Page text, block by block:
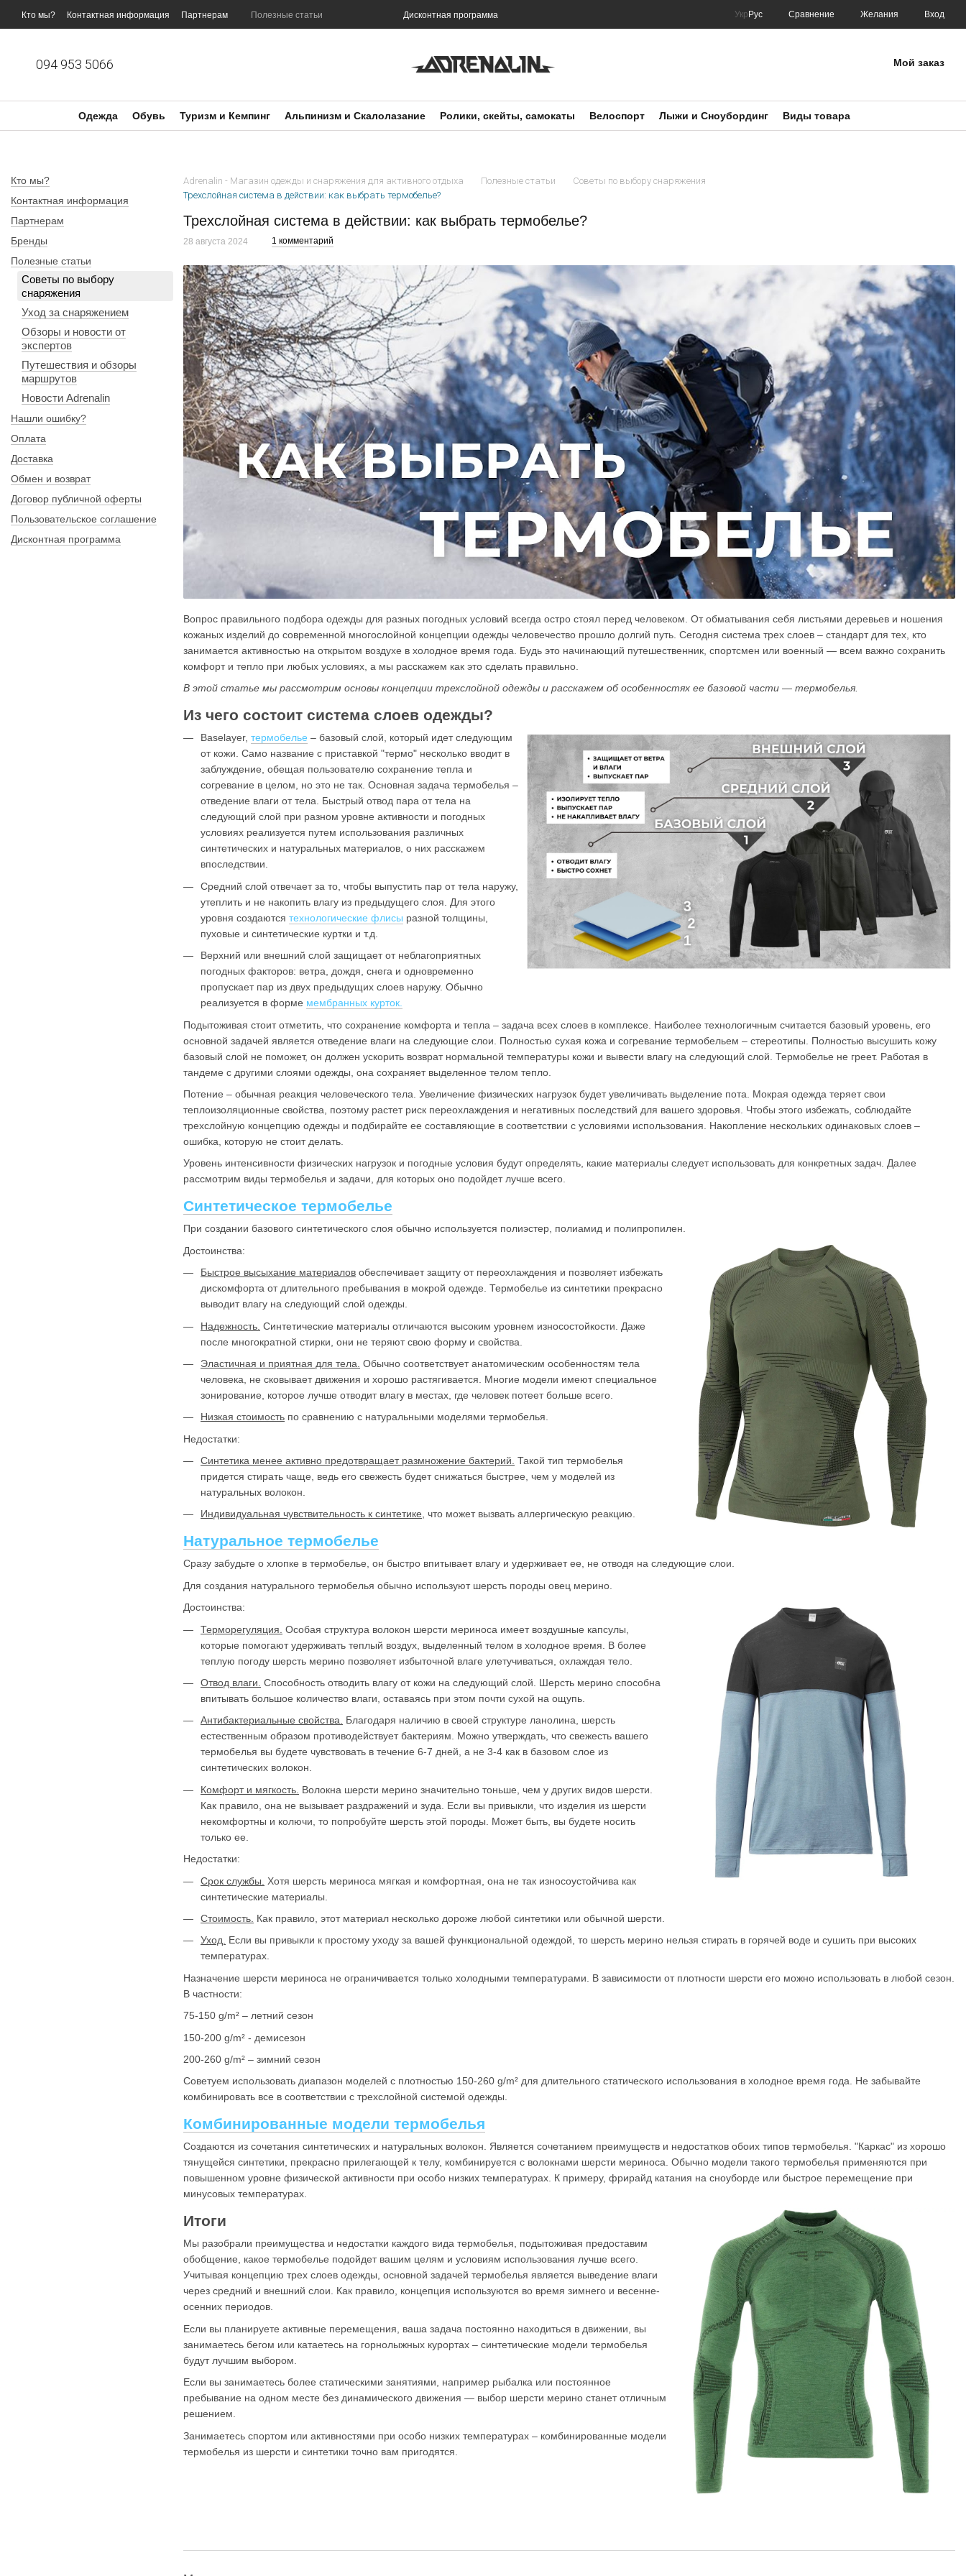
Перейти к основному контенту
Кто мы? Контактная информация Партнерам Полезные статьи Дисконтная программа Укр Рус Сравнение Желания Вход
094 953 5066 Мой заказ
Одежда Обувь Туризм и Кемпинг Альпинизм и Скалолазание Ролики, скейты, самокаты Велоспорт Лыжи и Сноубординг Виды товара
Adrenalin - Магазин одежды и снаряжения для активного отдыха Полезные статьи
Советы по выбору снаряжения
Трехслойная система в действии: как выбрать термобелье?
Трехслойная система в действии: как выбрать термобелье?
28 августа 2024 1 комментарий
Вопрос правильного подбора одежды для разных погодных условий всегда остро стоял перед человеком. От обматывания себя листьями деревьев и ношения
кожаных изделий до современной многослойной концепции одежды человечество прошло долгий путь. Сегодня система трех слоев – стандарт для тех, кто
занимается активностью на открытом воздухе в холодное время года. Будь это начинающий путешественник, спортсмен или военный — всем важно сохранить
комфорт и тепло при любых условиях, а мы расскажем как это сделать правильно.
В этой статье мы рассмотрим основы концепции трехслойной одежды и расскажем об особенностях ее базовой части — термобелья.
Из чего состоит система слоев одежды?
Baselayer, термобелье – базовый слой, который идет следующим
от кожи. Само название с приставкой "термо" несколько вводит в
заблуждение, обещая пользователю сохранение тепла и
согревание в целом, но это не так. Основная задача термобелья –
отведение влаги от тела. Быстрый отвод пара от тела на
следующий слой при разном уровне активности и погодных
условиях реализуется путем использования различных
синтетических и натуральных материалов, о них расскажем
впоследствии.
Средний слой отвечает за то, чтобы выпустить пар от тела наружу,
утеплить и не накопить влагу из предыдущего слоя. Для этого
уровня создаются технологические флисы разной толщины,
пуховые и синтетические куртки и т.д.
Верхний или внешний слой защищает от неблагоприятных
погодных факторов: ветра, дождя, снега и одновременно
пропускает пар из двух предыдущих слоев наружу. Обычно
реализуется в форме мембранных курток.
Подытоживая стоит отметить, что сохранение комфорта и тепла – задача всех слоев в комплексе. Наиболее технологичным считается базовый уровень, его
основной задачей является отведение влаги на следующие слои. Полностью сухая кожа и согревание термобельем – стереотипы. Полностью высушить кожу
базовый слой не поможет, он должен ускорить возврат нормальной температуры кожи и вывести влагу на следующий слой. Термобелье не греет. Работая в
тандеме с другими слоями одежды, она сохраняет выделенное телом тепло.
Потение – обычная реакция человеческого тела. Увеличение физических нагрузок будет увеличивать выделение пота. Мокрая одежда теряет свои
теплоизоляционные свойства, поэтому растет риск переохлаждения и негативных последствий для вашего здоровья. Чтобы этого избежать, соблюдайте
трехслойную концепцию одежды и подбирайте ее составляющие в соответствии с условиями использования. Накопление нескольких одинаковых слоев –
ошибка, которую не стоит делать.
Уровень интенсивности физических нагрузок и погодные условия будут определять, какие материалы следует использовать для конкретных задач. Далее
рассмотрим виды термобелья и задачи, для которых оно подойдет лучше всего.
Синтетическое термобелье
При создании базового синтетического слоя обычно используется полиэстер, полиамид и полипропилен.
Достоинства:
Быстрое высыхание материалов обеспечивает защиту от переохлаждения и позволяет избежать
дискомфорта от длительного пребывания в мокрой одежде. Термобелье из синтетики прекрасно
выводит влагу на следующий слой одежды.
Надежность. Синтетические материалы отличаются высоким уровнем износостойкости. Даже
после многократной стирки, они не теряют свою форму и свойства.
Эластичная и приятная для тела. Обычно соответствует анатомическим особенностям тела
человека, не сковывает движения и хорошо растягивается. Многие модели имеют специальное
зонирование, которое лучше отводит влагу в местах, где человек потеет больше всего.
Низкая стоимость по сравнению с натуральными моделями термобелья.
Недостатки:
Синтетика менее активно предотвращает размножение бактерий. Такой тип термобелья
придется стирать чаще, ведь его свежесть будет снижаться быстрее, чем у моделей из
натуральных волокон.
Индивидуальная чувствительность к синтетике, что может вызвать аллергическую реакцию.
Натуральное термобелье
Сразу забудьте о хлопке в термобелье, он быстро впитывает влагу и удерживает ее, не отводя на следующие слои.
Для создания натурального термобелья обычно используют шерсть породы овец мерино.
Достоинства:
Терморегуляция. Особая структура волокон шерсти мериноса имеет воздушные капсулы,
которые помогают удерживать теплый воздух, выделенный телом в холодное время. В более
теплую погоду шерсть мерино позволяет избыточной влаге улетучиваться, охлаждая тело.
Отвод влаги. Способность отводить влагу от кожи на следующий слой. Шерсть мерино способна
впитывать большое количество влаги, оставаясь при этом почти сухой на ощупь.
Антибактериальные свойства. Благодаря наличию в своей структуре ланолина, шерсть
естественным образом противодействует бактериям. Можно утверждать, что свежесть вашего
термобелья вы будете чувствовать в течение 6-7 дней, а не 3-4 как в базовом слое из
синтетических волокон.
Комфорт и мягкость. Волокна шерсти мерино значительно тоньше, чем у других видов шерсти.
Как правило, она не вызывает раздражений и зуда. Если вы привыкли, что изделия из шерсти
некомфортны и колючи, то попробуйте шерсть этой породы. Может быть, вы будете носить
только ее.
Недостатки:
Срок службы.
Хотя шерсть мериноса мягкая и комфортная, она не так износоустойчива как
синтетические материалы.
Стоимость. Как правило, этот материал несколько дороже любой синтетики или обычной шерсти.
Уход. Если вы привыкли к простому уходу за вашей функциональной одеждой, то шерсть мерино нельзя стирать в горячей воде и сушить при высоких
температурах.
Назначение шерсти мериноса не ограничивается только холодными температурами. В зависимости от плотности шерсти его можно использовать в любой сезон.
В частности:
75-150 g/m² – летний сезон
150-200 g/m² - демисезон
200-260 g/m² – зимний сезон
Советуем использовать диапазон моделей с плотностью 150-260 g/m² для длительного статического использования в холодное время года. Не забывайте
комбинировать все в соответствии с трехслойной системой одежды.
Комбинированные модели термобелья
Создаются из сочетания синтетических и натуральных волокон. Является сочетанием преимуществ и недостатков обоих типов термобелья. "Каркас" из хорошо
тянущейся синтетики, прекрасно прилегающей к телу, комбинируется с волокнами шерсти мериноса. Обычно модели такого термобелья применяются при
повышенном уровне физической активности при особо низких температурах. К примеру, фрирайд катания на сноуборде или быстрое перемещение при
минусовых температурах.
Итоги
Мы разобрали преимущества и недостатки каждого вида термобелья, подытоживая предоставим
обобщение, какое термобелье подойдет вашим целям и условиям использования лучше всего.
Учитывая концепцию трех слоев одежды, основной задачей термобелья является выведение влаги
через средний и внешний слои. Как правило, концепция используются во время зимнего и весенне-
осенних периодов.
Если вы планируете активные перемещения, ваша задача постоянно находиться в движении, вы
занимаетесь бегом или катаетесь на горнолыжных курортах – синтетические модели термобелья
будут лучшим выбором.
Если вы занимаетесь более статическими занятиями, например рыбалка или постоянное
пребывание на одном месте без динамического движения — выбор шерсти мерино станет отличным
решением.
Занимаетесь спортом или активностями при особо низких температурах – комбинированные модели
термобелья из шерсти и синтетики точно вам пригодятся.
Кто мы?
Контактная информация
Партнерам
Бренды
Полезные статьи
Советы по выбору
снаряжения
Уход за снаряжением
Обзоры и новости от
экспертов
Путешествия и обзоры
маршрутов
Новости Adrenalin
Нашли ошибку?
Оплата
Доставка
Обмен и возврат
Договор публичной оферты
Пользовательское соглашение
Дисконтная программа